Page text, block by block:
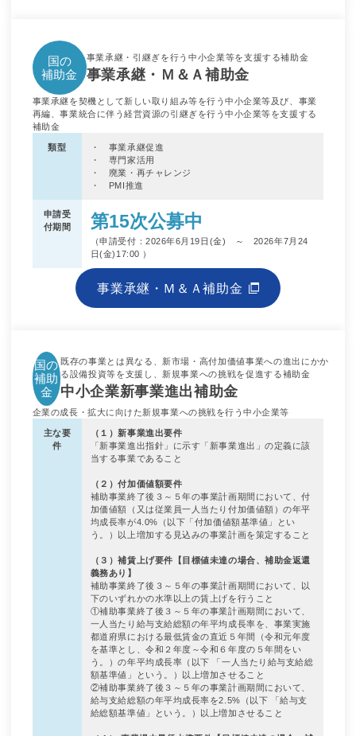
国の
補助金
事業承継・Ｍ＆Ａ補助金
事業承継・引継ぎを行う中小企業等を支援する補助金
事業承継を契機として新しい取り組み等を行う中小企業等及び、事業
再編、事業統合に伴う経営資源の引継ぎを行う中小企業等を支援する
補助金
類型
・ 事業承継促進
・ 専門家活用
・ 廃業・再チャレンジ
・ PMI推進
申請受
付期間
第15次公募中
（申請受付：2026年6月19日(金) ～ 2026年7月24
日(金)17:00 ）
事業承継・Ｍ＆Ａ補助金
国の
補助
金
中小企業新事業進出補助金
既存の事業とは異なる、新市場・高付加価値事業への進出にかか
る設備投資等を支援し、新規事業への挑戦を促進する補助金
企業の成長・拡大に向けた新規事業への挑戦を行う中小企業等
主な要
件
（１）新事業進出要件
「新事業進出指針」に示す「新事業進出」の定義に該
当する事業であること
（２）付加価値額要件
補助事業終了後３～５年の事業計画期間において、付
加価値額（又は従業員一人当たり付加価値額）の年平
均成長率が4.0%（以下「付加価値額基準値」とい
う。）以上増加する見込みの事業計画を策定すること
（３）補賃上げ要件 【目標値未達の場合、補助金返還
義務あり】
補助事業終了後３～５年の事業計画期間において、以
下のいずれかの水準以上の賃上げを行うこと
①補助事業終了後３～５年の事業計画期間において、
一人当たり給与支給総額の年平均成長率を、事業実施
都道府県における最低賃金の直近５年間（令和元年度
を基準とし、令和２年度～令和６年度の５年間をい
う。）の年平均成長率（以下 「一人当たり給与支給総
額基準値」という。）以上増加させること
②補助事業終了後３～５年の事業計画期間において、
給与支給総額の年平均成長率を2.5%（以下 「給与支
給総額基準値」という。）以上増加させること